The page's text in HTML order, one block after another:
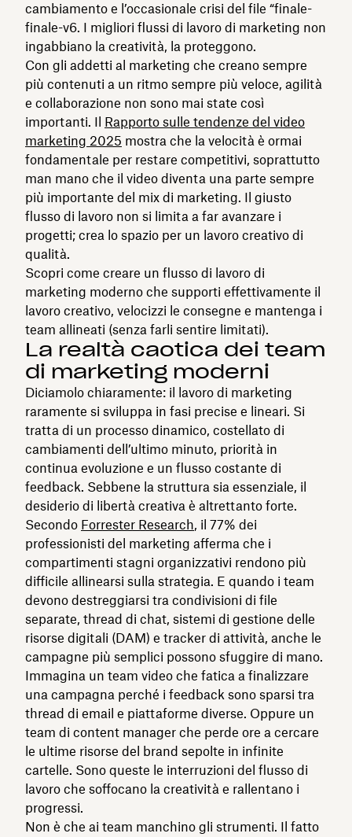
cambiamento e l’occasionale crisi del file “finale-
finale-v6. I migliori flussi di lavoro di marketing non
ingabbiano la creatività, la proteggono.
Con gli addetti al marketing che creano sempre
più contenuti a un ritmo sempre più veloce, agilità
e collaborazione non sono mai state così
importanti. Il Rapporto sulle tendenze del video
marketing 2025 mostra che la velocità è ormai
fondamentale per restare competitivi, soprattutto
man mano che il video diventa una parte sempre
più importante del mix di marketing. Il giusto
flusso di lavoro non si limita a far avanzare i
progetti; crea lo spazio per un lavoro creativo di
qualità.
Scopri come creare un flusso di lavoro di
marketing moderno che supporti effettivamente il
lavoro creativo, velocizzi le consegne e mantenga i
team allineati (senza farli sentire limitati).
La realtà caotica dei team
di marketing moderni
Diciamolo chiaramente: il lavoro di marketing
raramente si sviluppa in fasi precise e lineari. Si
tratta di un processo dinamico, costellato di
cambiamenti dell’ultimo minuto, priorità in
continua evoluzione e un flusso costante di
feedback. Sebbene la struttura sia essenziale, il
desiderio di libertà creativa è altrettanto forte.
Secondo Forrester Research, il 77% dei
professionisti del marketing afferma che i
compartimenti stagni organizzativi rendono più
difficile allinearsi sulla strategia. E quando i team
devono destreggiarsi tra condivisioni di file
separate, thread di chat, sistemi di gestione delle
risorse digitali (DAM) e tracker di attività, anche le
campagne più semplici possono sfuggire di mano.
Immagina un team video che fatica a finalizzare
una campagna perché i feedback sono sparsi tra
thread di email e piattaforme diverse. Oppure un
team di content manager che perde ore a cercare
le ultime risorse del brand sepolte in infinite
cartelle. Sono queste le interruzioni del flusso di
lavoro che soffocano la creatività e rallentano i
progressi.
Non è che ai team manchino gli strumenti. Il fatto